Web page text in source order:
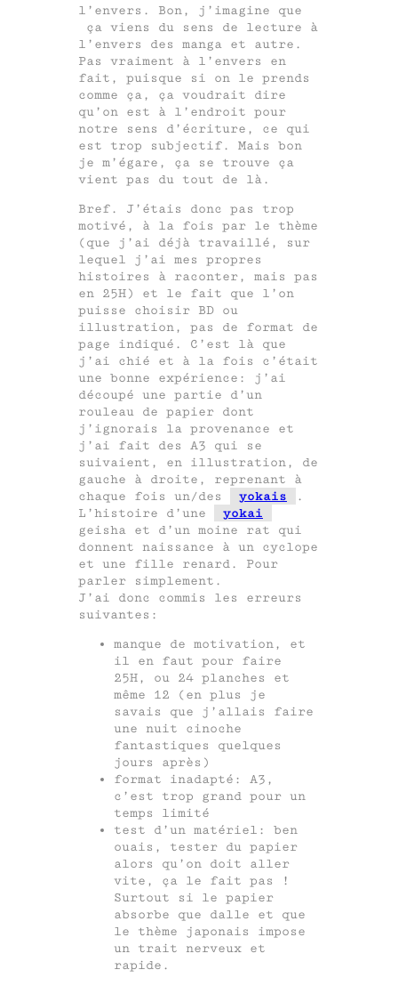
l’envers. Bon, j’imagine que
ça viens du sens de lecture à
l’envers des manga et autre.
Pas vraiment à l’envers en
fait, puisque si on le prends
comme ça, ça voudrait dire
qu’on est à l’endroit pour
notre sens d’écriture, ce qui
est trop subjectif. Mais bon
je m’égare, ça se trouve ça
vient pas du tout de là.
Bref. J’étais donc pas trop
motivé, à la fois par le thème
(que j’ai déjà travaillé, sur
lequel j’ai mes propres
histoires à raconter, mais pas
en 25H) et le fait que l’on
puisse choisir BD ou
illustration, pas de format de
page indiqué. C’est là que
j’ai chié et à la fois c’était
une bonne expérience: j’ai
découpé une partie d’un
rouleau de papier dont
j’ignorais la provenance et
j’ai fait des A3 qui se
suivaient, en illustration, de
gauche à droite, reprenant à
chaque fois un/des
yokais
.
L’histoire d’une
yokai
geisha et d’un moine rat qui
donnent naissance à un cyclope
et une fille renard. Pour
parler simplement.
J’ai donc commis les erreurs
suivantes:
manque de motivation, et
il en faut pour faire
25H, ou 24 planches et
même 12 (en plus je
savais que j’allais faire
une nuit cinoche
fantastiques quelques
jours après)
format inadapté: A3,
c’est trop grand pour un
temps limité
test d’un matériel: ben
ouais, tester du papier
alors qu’on doit aller
vite, ça le fait pas !
Surtout si le papier
absorbe que dalle et que
le thème japonais impose
un trait nerveux et
rapide.